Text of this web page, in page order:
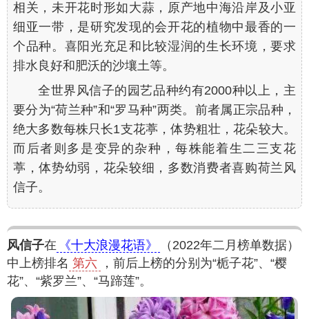
相关，未开花时形如大蒜，原产地中海沿岸及小亚
细亚一带，是研究发现的会开花的植物中最香的一
个品种。喜阳光充足和比较湿润的生长环境，要求
排水良好和肥沃的沙壤土等。
全世界风信子的园艺品种约有2000种以上，主
要分为“荷兰种”和“罗马种”两类。前者属正宗品种，
绝大多数每株只长1支花葶，体势粗壮，花朵较大。
而后者则多是变异的杂种，每株能着生二三支花
葶，体势幼弱，花朵较细，多数消费者喜购荷兰风
信子。
风信子在 《十大浪漫花语》
（2022年二月榜单数据）
中上榜排名 第六
，前后上榜的分别为“栀子花”、“樱
花”、“紫罗兰”、“马蹄莲”。